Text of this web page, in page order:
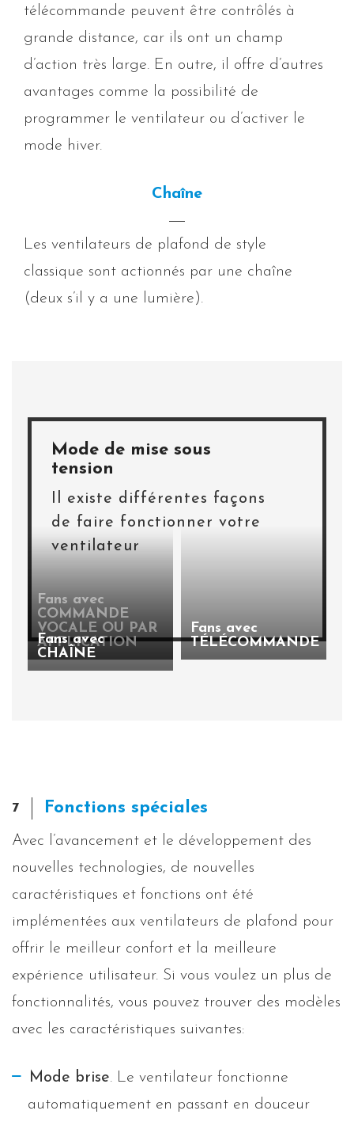
télécommande peuvent être contrôlés à
grande distance, car ils ont un champ
d’action très large. En outre, il offre d’autres
avantages comme la possibilité de
programmer le ventilateur ou d’activer le
mode hiver.
Chaîne
Les ventilateurs de plafond de style
classique sont actionnés par une chaîne
(deux s’il y a une lumière).
Mode de mise sous
tension
Il existe différentes façons
de faire fonctionner votre
ventilateur
Fans avec
COMMANDE
VOCALE OU PAR
APPLICATION
Fans avec
TÉLÉCOMMANDE
Fans avec
CHAÎNE
7 Fonctions spéciales
Avec l’avancement et le développement des
nouvelles technologies, de nouvelles
caractéristiques et fonctions ont été
implémentées aux ventilateurs de plafond pour
offrir le meilleur confort et la meilleure
expérience utilisateur. Si vous voulez un plus de
fonctionnalités, vous pouvez trouver des modèles
avec les caractéristiques suivantes:
Mode brise. Le ventilateur fonctionne
automatiquement en passant en douceur